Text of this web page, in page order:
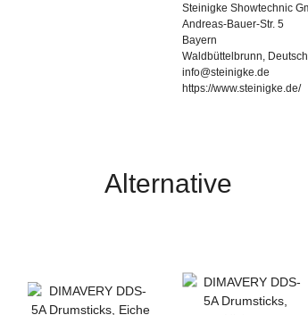
Steinigke Showtechnic
Andreas-Bauer-Str. 5
Bayern
Waldbüttelbrunn,
info@steinigke.de
https://www.steinigke.de/
Alternative